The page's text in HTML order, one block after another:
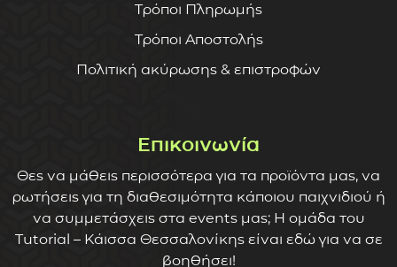
Τρόποι Πληρωμής
Τρόποι Αποστολής
Πολιτική ακύρωσης & επιστροφών
Επικοινωνία
Θες να μάθεις περισσότερα για τα προϊόντα μας, να
ρωτήσεις για τη διαθεσιμότητα κάποιου παιχνιδιού ή
να συμμετάσχεις στα events μας; Η ομάδα του
Tutorial – Κάισσα Θεσσαλονίκης είναι εδώ για να σε
βοηθήσει!